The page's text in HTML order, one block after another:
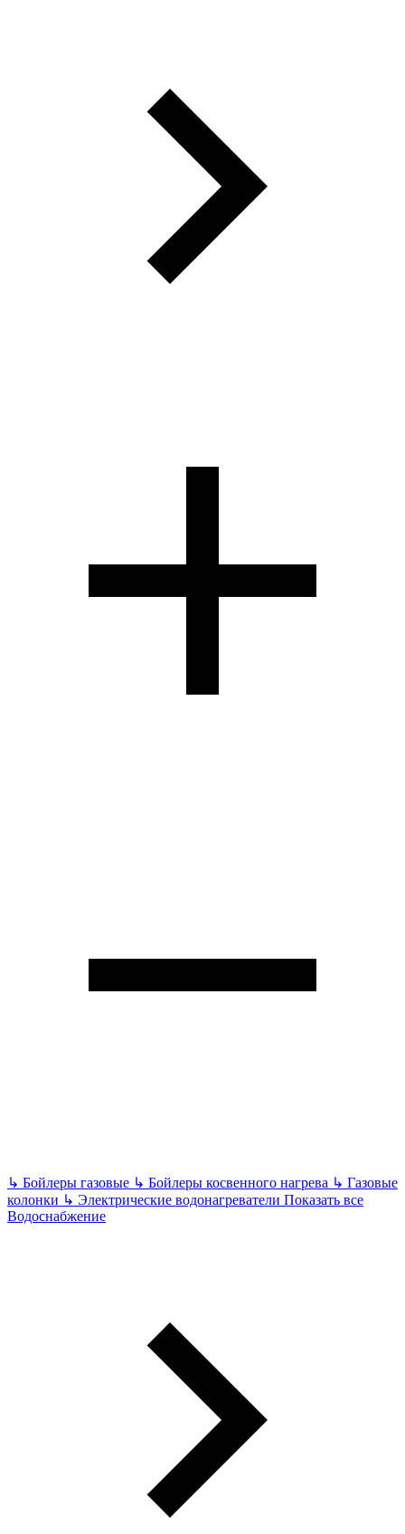
↳ Бойлеры газовые ↳ Бойлеры косвенного нагрева ↳ Газовые
колонки ↳ Электрические водонагреватели Показать все
Водоснабжение